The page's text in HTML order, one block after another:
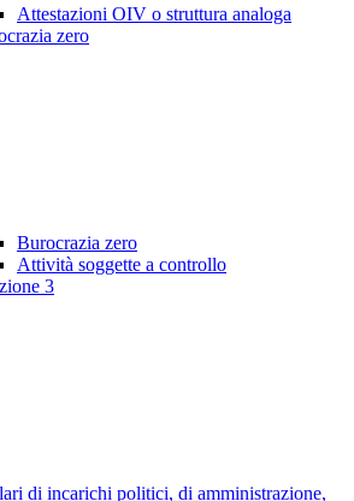
Attestazioni OIV o struttura analoga
zero
Burocrazia zero
Attività soggette a controllo
3
di incarichi politici, di amministrazione,